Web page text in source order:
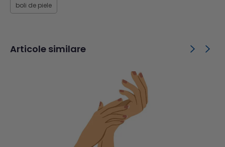
boli de piele
Articole similare